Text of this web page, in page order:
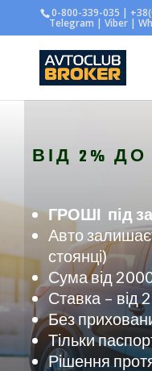
0-800-339-035 |
Telegram | Viber |
ВІД 2%
ГРОШІ під
Авто
стоянці)
Сума від
Ставка – від
Без
Тільки
Рішення